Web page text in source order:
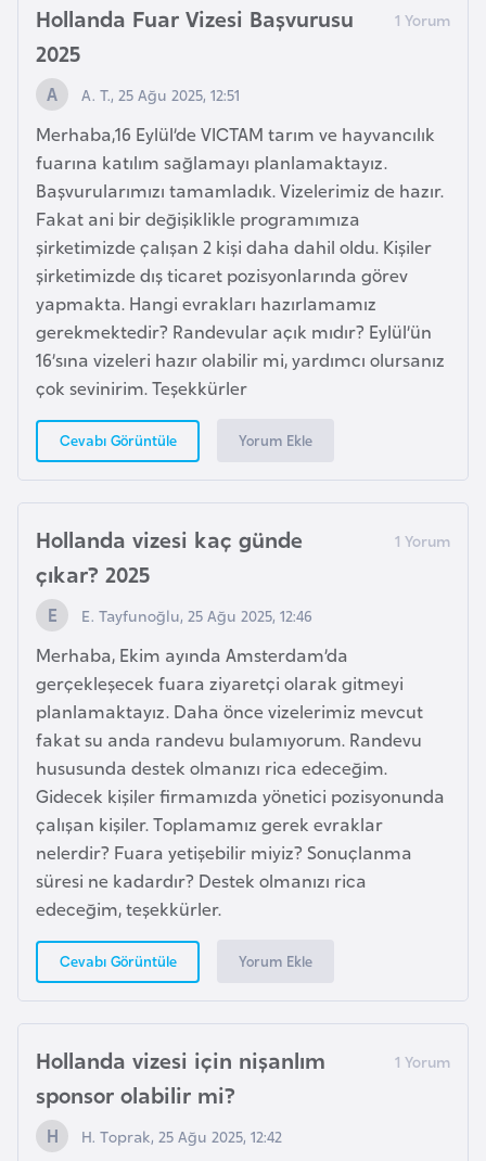
Hollanda Fuar Vizesi Başvurusu
2025
A. T., 25 Ağu 2025, 12:51
Merhaba,16 Eylül’de VICTAM tarım ve hayvancılık
fuarına katılım sağlamayı planlamaktayız.
Başvurularımızı tamamladık. Vizelerimiz de hazır.
Fakat ani bir değişiklikle programımıza
şirketimizde çalışan 2 kişi daha dahil oldu. Kişiler
şirketimizde dış ticaret pozisyonlarında görev
yapmakta. Hangi evrakları hazırlamamız
gerekmektedir? Randevular açık mıdır? Eylül’ün
16’sına vizeleri hazır olabilir mi, yardımcı olursanız
çok sevinirim. Teşekkürler
Cevabı Görüntüle Yorum Ekle
Hollanda vizesi kaç günde
çıkar? 2025
E. Tayfunoğlu, 25 Ağu 2025, 12:46
Merhaba, Ekim ayında Amsterdam’da
gerçekleşecek fuara ziyaretçi olarak gitmeyi
planlamaktayız. Daha önce vizelerimiz mevcut
fakat su anda randevu bulamıyorum. Randevu
hususunda destek olmanızı rica edeceğim.
Gidecek kişiler firmamızda yönetici pozisyonunda
çalışan kişiler. Toplamamız gerek evraklar
nelerdir? Fuara yetişebilir miyiz? Sonuçlanma
süresi ne kadardır? Destek olmanızı rica
edeceğim, teşekkürler.
Cevabı Görüntüle Yorum Ekle
Hollanda vizesi için nişanlım
sponsor olabilir mi?
H. Toprak, 25 Ağu 2025, 12:42
B
a
h
r
e
y
n
B
a
n
g
l
a
d
e
ş
B
e
l
a
r
u
s
B
e
l
ç
i
k
a
B
n
i
n